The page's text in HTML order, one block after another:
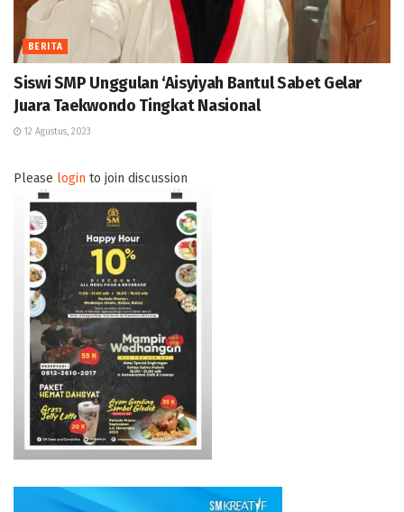
BERITA
Siswi SMP Unggulan ‘Aisyiyah Bantul Sabet Gelar
Juara Taekwondo Tingkat Nasional
12 Agustus, 2023
Please login to join discussion